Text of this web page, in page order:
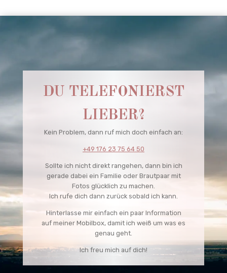
DU TELEFONIERST
LIEBER?
Kein Problem, dann ruf mich doch einfach an:
+49 176 23 75 64 50
Sollte ich nicht direkt rangehen, dann bin ich
gerade dabei ein Familie oder Brautpaar mit
Fotos glücklich zu machen.
Ich rufe dich dann zurück sobald ich kann.
Hinterlasse mir einfach ein paar Information
auf meiner Mobilbox, damit ich weiß um was es
genau geht.
Ich freu mich auf dich!